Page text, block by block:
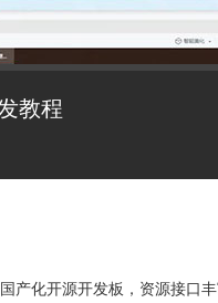
教程
产化开源开发板，资源接口